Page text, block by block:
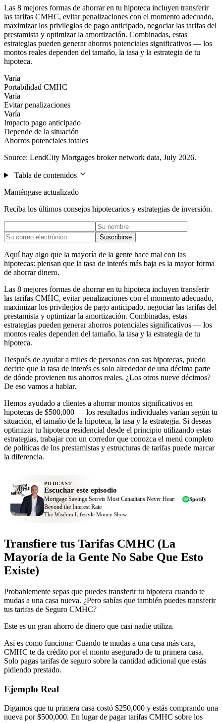
Las 8 mejores formas de ahorrar en tu hipoteca incluyen transferir
las tarifas CMHC, evitar penalizaciones con el momento adecuado,
maximizar los privilegios de pago anticipado, negociar las tarifas del
prestamista y optimizar la amortización. Combinadas, estas
estrategias pueden generar ahorros potenciales significativos — los
montos reales dependen del tamaño, la tasa y la estrategia de tu
hipoteca.
Varía
Portabilidad CMHC
Varía
Evitar penalizaciones
Varía
Impacto pago anticipado
Depende de la situación
Ahorros potenciales totales
Source: LendCity Mortgages broker network data, July 2026.
Tabla de contenidos
Manténgase actualizado
Reciba los últimos consejos hipotecarios y estrategias de inversión.
Suscribirse
Aquí hay algo que la mayoría de la gente hace mal con las
hipotecas: piensan que la tasa de interés más baja es la mayor forma
de ahorrar dinero.
Las 8 mejores formas de ahorrar en tu hipoteca incluyen transferir
las tarifas CMHC, evitar penalizaciones con el momento adecuado,
maximizar los privilegios de pago anticipado, negociar las tarifas del
prestamista y optimizar la amortización. Combinadas, estas
estrategias pueden generar ahorros potenciales significativos — los
montos reales dependen del tamaño, la tasa y la estrategia de tu
hipoteca.
Después de ayudar a miles de personas con sus hipotecas, puedo
decirte que la tasa de interés es solo alrededor de una décima parte
de dónde provienen tus ahorros reales. ¿Los otros nueve décimos?
De eso vamos a hablar.
Hemos ayudado a clientes a ahorrar montos significativos en
hipotecas de $500,000 — los resultados individuales varían según tu
situación, el tamaño de la hipoteca, la tasa y la estrategia. Si deseas
optimizar tu hipoteca residencial desde el principio utilizando estas
estrategias, trabajar con un corredor que conozca el menú completo
de políticas de los prestamistas y estructuras de tarifas puede marcar
la diferencia.
PODCAST
Escuchar este episodio
Mortgage Savings Secrets Most Canadians Never Hear:
Beyond the Interest Rate
The Wisdom Lifestyle Money Show
Spotify
Transfiere tus Tarifas CMHC (La
Mayoría de la Gente No Sabe Que Esto
Existe)
Probablemente sepas que puedes transferir tu hipoteca cuando te
mudas a una casa nueva. ¿Pero sabías que también puedes transferir
tus tarifas de Seguro CMHC?
Este es un gran ahorro de dinero que casi nadie utiliza.
Así es como funciona: Cuando te mudas a una casa más cara,
CMHC te da crédito por el monto asegurado de tu primera casa.
Solo pagas tarifas de seguro sobre la cantidad adicional que estás
pidiendo prestado.
Ejemplo Real
Digamos que tu primera casa costó $250,000 y estás comprando una
nueva por $500,000. En lugar de pagar tarifas CMHC sobre los